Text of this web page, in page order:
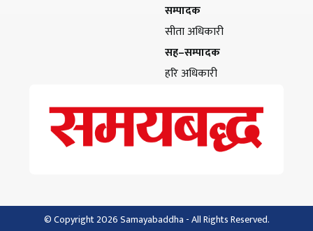
सम्पादक
सीता अधिकारी
सह–सम्पादक
हरि अधिकारी
© Copyright 2026 Samayabaddha - All Rights Reserved.